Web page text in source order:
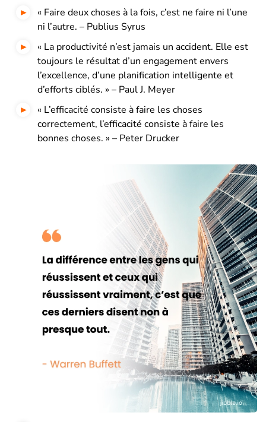
« Faire deux choses à la fois, c’est ne faire ni l’une
ni l’autre. – Publius Syrus
« La productivité n’est jamais un accident. Elle est
toujours le résultat d’un engagement envers
l’excellence, d’une planification intelligente et
d’efforts ciblés. » – Paul J. Meyer
« L’efficacité consiste à faire les choses
correctement, l’efficacité consiste à faire les
bonnes choses. » – Peter Drucker